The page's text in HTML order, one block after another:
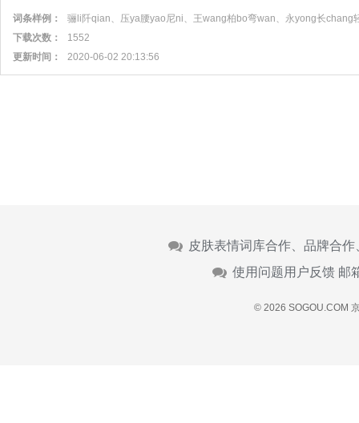
词条样例：
骊li阡qian、压ya腰yao尼ni、王wang柏bo弯wan、永yong长chang
下载次数：
1552
更新时间：
2020-06-02 20:13:56
皮肤表情词库合作、品牌合
使用问题用户反馈 邮
© 2026 SOGOU.COM